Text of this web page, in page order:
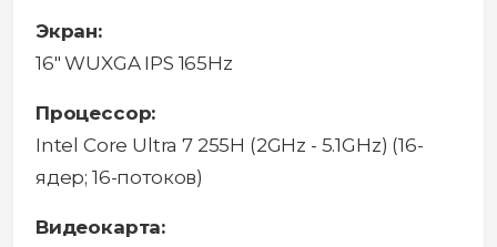
Экран:
16" WUXGA IPS 165Hz
Процессор:
Intel Core Ultra 7 255H (2GHz - 5.1GHz) (16-
ядер; 16-потоков)
Видеокарта: